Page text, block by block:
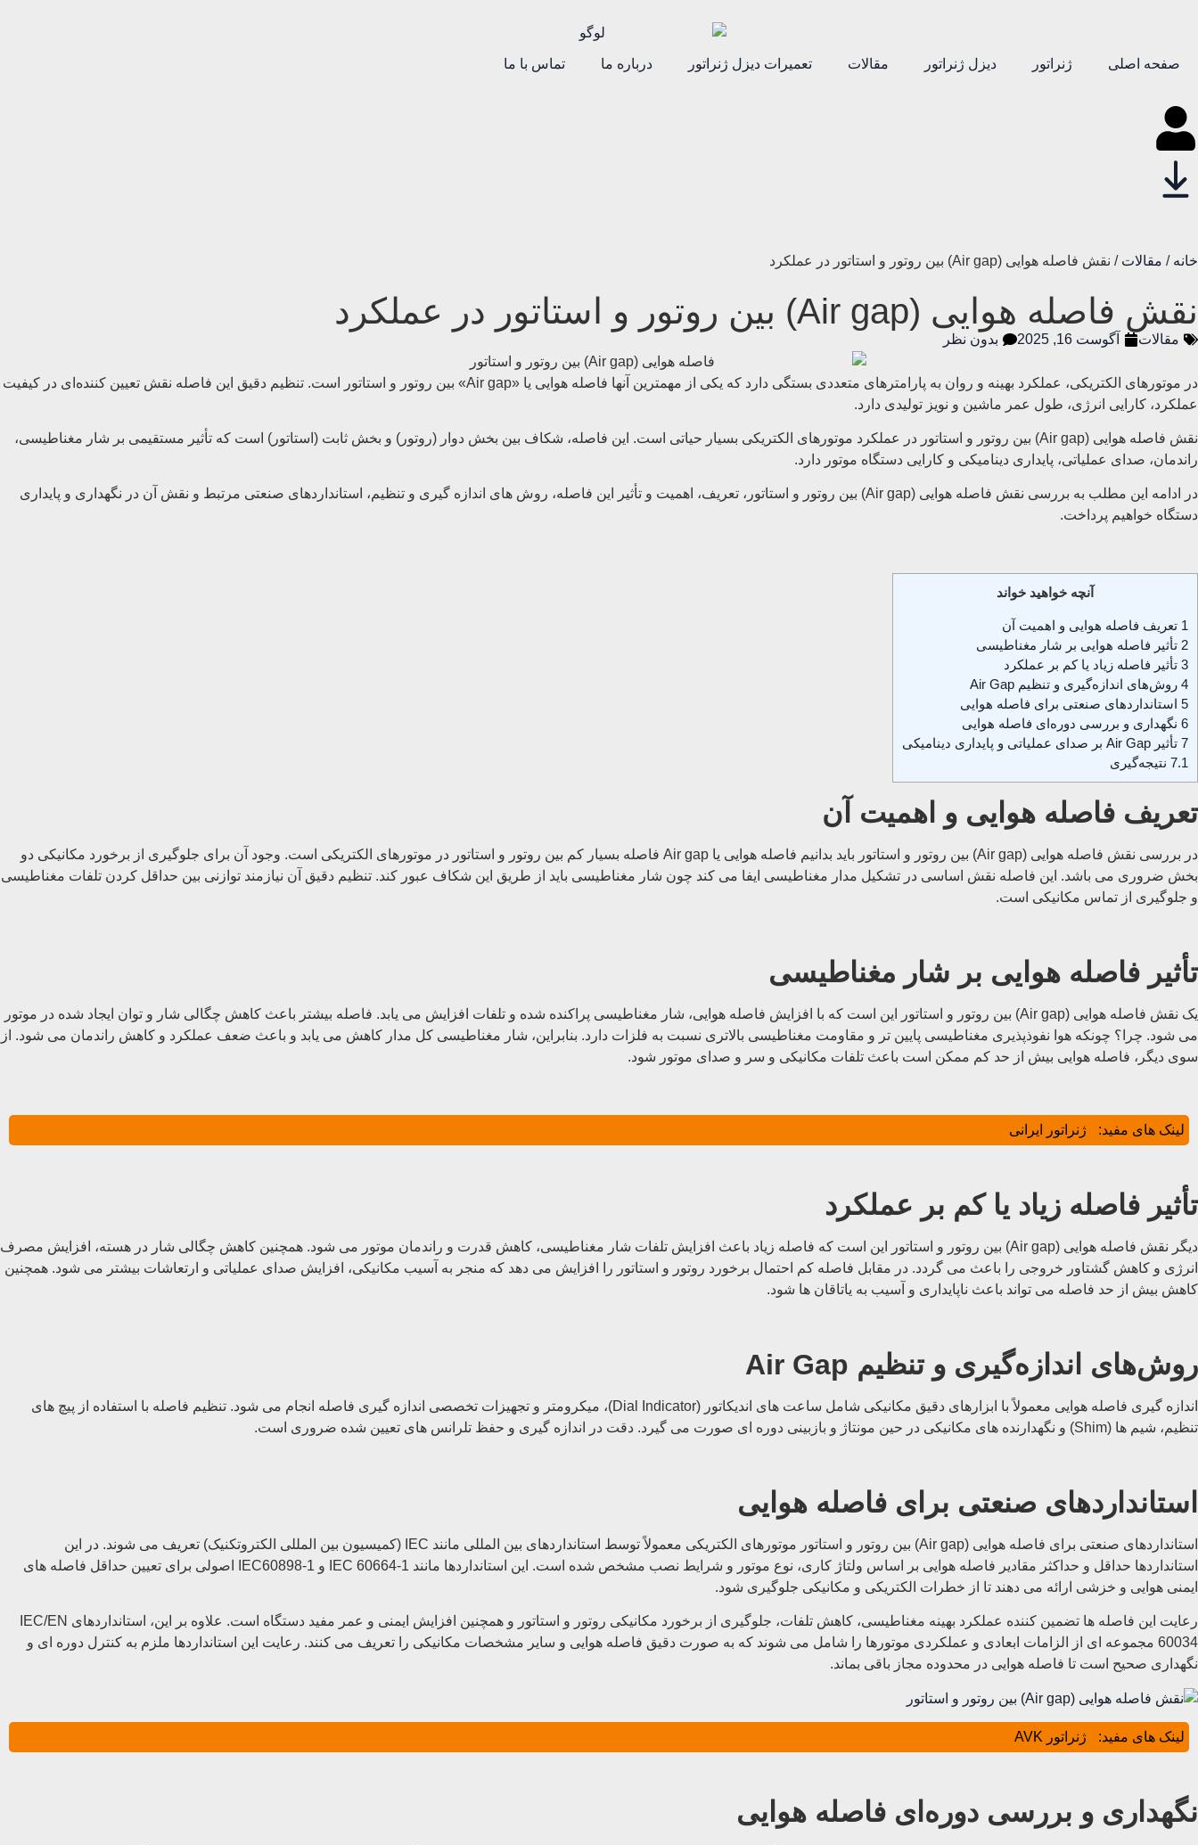
صفحه اصلی ژنراتور دیزل ژنراتور مقالات تعمیرات دیزل ژنراتور درباره ما تماس با ما
خانه / مقالات / نقش فاصله هوایی (Air gap) بین روتور و استاتور در عملکرد
نقش فاصله هوایی (Air gap) بین روتور و استاتور در عملکرد
مقالات آگوست 16, 2025 بدون نظر
در موتورهای الکتریکی، عملکرد بهینه و روان به پارامترهای متعددی بستگی دارد که یکی از مهمترین آنها فاصله هوایی یا «Air gap» بین روتور و استاتور است. تنظیم دقیق این فاصله نقش تعیین کننده‌ای در کیفیت
عملکرد، کارایی انرژی، طول عمر ماشین و نویز تولیدی دارد.
نقش فاصله هوایی (Air gap) بین روتور و استاتور در عملکرد موتورهای الکتریکی بسیار حیاتی است. این فاصله، شکاف بین بخش دوار (روتور) و بخش ثابت (استاتور) است که تأثیر مستقیمی بر شار مغناطیسی،
راندمان، صدای عملیاتی، پایداری دینامیکی و کارایی دستگاه موتور دارد.
در ادامه این مطلب به بررسی نقش فاصله هوایی (Air gap) بین روتور و استاتور، تعریف، اهمیت و تأثیر این فاصله، روش های اندازه‌ گیری و تنظیم، استانداردهای صنعتی مرتبط و نقش آن در نگهداری و پایداری
دستگاه خواهیم پرداخت.
آنچه خواهید خواند
1 تعریف فاصله هوایی و اهمیت آن
2 تأثیر فاصله هوایی بر شار مغناطیسی
3 تأثیر فاصله زیاد یا کم بر عملکرد
4 روش‌های اندازه‌گیری و تنظیم Air Gap
5 استانداردهای صنعتی برای فاصله هوایی
6 نگهداری و بررسی دوره‌ای فاصله هوایی
7 تأثیر Air Gap بر صدای عملیاتی و پایداری دینامیکی
7.1 نتیجه‌گیری
تعریف فاصله هوایی و اهمیت آن
در بررسی نقش فاصله هوایی (Air gap) بین روتور و استاتور باید بدانیم فاصله هوایی یا Air gap فاصله بسیار کم بین روتور و استاتور در موتورهای الکتریکی است. وجود آن برای جلوگیری از برخورد مکانیکی دو
بخش ضروری می باشد. این فاصله نقش اساسی در تشکیل مدار مغناطیسی ایفا می کند چون شار مغناطیسی باید از طریق این شکاف عبور کند. تنظیم دقیق آن نیازمند توازنی بین حداقل کردن تلفات مغناطیسی
و جلوگیری از تماس مکانیکی است.
تأثیر فاصله هوایی بر شار مغناطیسی
یک نقش فاصله هوایی (Air gap) بین روتور و استاتور این است که با افزایش فاصله هوایی، شار مغناطیسی پراکنده شده و تلفات افزایش می یابد. فاصله بیشتر باعث کاهش چگالی شار و توان ایجاد شده در موتور
می شود. چرا؟ چونکه هوا نفوذپذیری مغناطیسی پایین تر و مقاومت مغناطیسی بالاتری نسبت به فلزات دارد. بنابراین، شار مغناطیسی کل مدار کاهش می یابد و باعث ضعف عملکرد و کاهش راندمان می شود. از
سوی دیگر، فاصله هوایی بیش از حد کم ممکن است باعث تلفات مکانیکی و سر و صدای موتور شود.
لینک های مفید: ژنراتور ایرانی
تأثیر فاصله زیاد یا کم بر عملکرد
دیگر نقش فاصله هوایی (Air gap) بین روتور و استاتور این است که فاصله زیاد باعث افزایش تلفات شار مغناطیسی، کاهش قدرت و راندمان موتور می شود. همچنین کاهش چگالی شار در هسته، افزایش مصرف
انرژی و کاهش گشتاور خروجی را باعث می گردد. در مقابل فاصله کم احتمال برخورد روتور و استاتور را افزایش می دهد که منجر به آسیب مکانیکی، افزایش صدای عملیاتی و ارتعاشات بیشتر می شود. همچنین
کاهش بیش از حد فاصله می تواند باعث ناپایداری و آسیب به یاتاقان ها شود.
روش‌های اندازه‌گیری و تنظیم Air Gap
اندازه گیری فاصله هوایی معمولاً با ابزارهای دقیق مکانیکی شامل ساعت های اندیکاتور (Dial Indicator)، میکرومتر و تجهیزات تخصصی اندازه گیری فاصله انجام می شود. تنظیم فاصله با استفاده از پیچ های
تنظیم، شیم ها (Shim) و نگهدارنده های مکانیکی در حین مونتاژ و بازبینی دوره ای صورت می گیرد. دقت در اندازه گیری و حفظ تلرانس های تعیین شده ضروری است.
استانداردهای صنعتی برای فاصله هوایی
استانداردهای صنعتی برای فاصله هوایی (Air gap) بین روتور و استاتور موتورهای الکتریکی معمولاً توسط استانداردهای بین المللی مانند IEC (کمیسیون بین المللی الکتروتکنیک) تعریف می شوند. در این
استانداردها حداقل و حداکثر مقادیر فاصله هوایی بر اساس ولتاژ کاری، نوع موتور و شرایط نصب مشخص شده است. این استانداردها مانند IEC 60664-1 و IEC60898-1 اصولی برای تعیین حداقل فاصله های
ایمنی هوایی و خزشی ارائه می دهند تا از خطرات الکتریکی و مکانیکی جلوگیری شود.
رعایت این فاصله ها تضمین کننده عملکرد بهینه مغناطیسی، کاهش تلفات، جلوگیری از برخورد مکانیکی روتور و استاتور و همچنین افزایش ایمنی و عمر مفید دستگاه است. علاوه بر این، استانداردهای IEC/EN
60034 مجموعه ای از الزامات ابعادی و عملکردی موتورها را شامل می شوند که به صورت دقیق فاصله هوایی و سایر مشخصات مکانیکی را تعریف می کنند. رعایت این استانداردها ملزم به کنترل دوره ای و
نگهداری صحیح است تا فاصله هوایی در محدوده مجاز باقی بماند.
لینک های مفید: ژنراتور AVK
نگهداری و بررسی دوره‌ای فاصله هوایی